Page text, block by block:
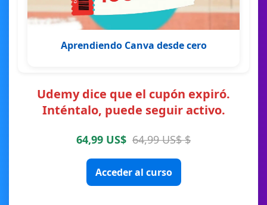
Aprendiendo Canva desde cero
Udemy dice que el cupón expiró.
Inténtalo, puede seguir activo.
64,99 US$ 64,99 US$ $
Acceder al curso